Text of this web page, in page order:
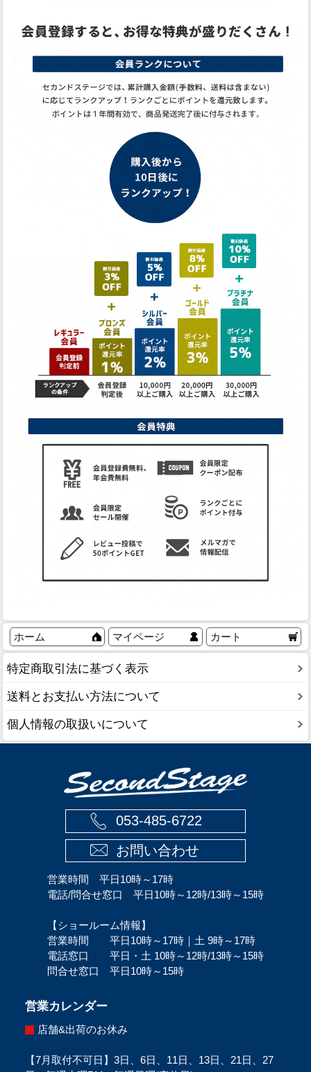
ホーム マイページ カート
特定商取引法に基づく表示
送料とお支払い方法について
個人情報の取扱いについて
053-485-6722
お問い合わせ
営業時間 平日10時～17時
電話/問合せ窓口 平日10時～12時/13時～15時
【ショールーム情報】
営業時間 平日10時～17時｜土 9時～17時
電話窓口 平日・土 10時～12時/13時～15時
問合せ窓口 平日10時～15時
営業カレンダー
店舗&出荷のお休み
【7月取付不可日】3日、6日、11日、13日、21日、27